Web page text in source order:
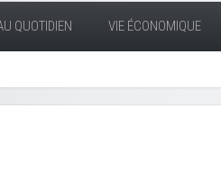
QUOTIDIEN VIE ÉCONOMIQUE